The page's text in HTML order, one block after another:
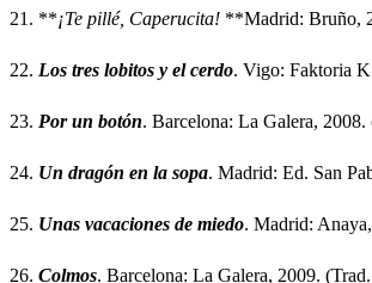
**¡Te pillé, Caperucita! **Madrid: Bruño,
Los tres lobitos y el cerdo. Vigo: Faktoria
Por un botón. Barcelona: La Galera,
Un dragón en la sopa. Madrid: Ed. San
Unas vacaciones de miedo. Madrid:
Colmos. Barcelona: La Galera, 2009.